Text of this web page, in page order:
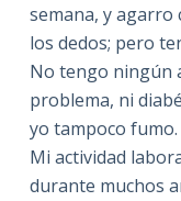
semana, y agarro
los dedos; pero
No tengo ningún
problema, ni
yo tampoco fumo.
Mi actividad
durante muchos